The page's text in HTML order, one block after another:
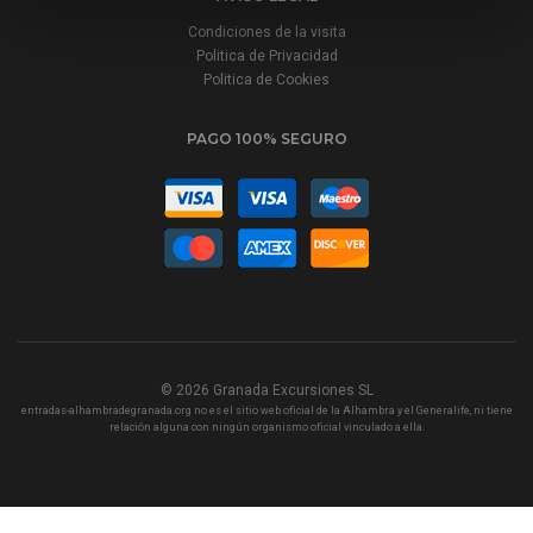
Condiciones de la visita
Politica de Privacidad
Politica de Cookies
PAGO 100% SEGURO
entradas-alhambradegranada.org no es el sitio web oficial de la Alhambra y el Generalife, ni tiene
relación alguna con ningún organismo oficial vinculado a ella.
© 2026 Granada Excursiones SL